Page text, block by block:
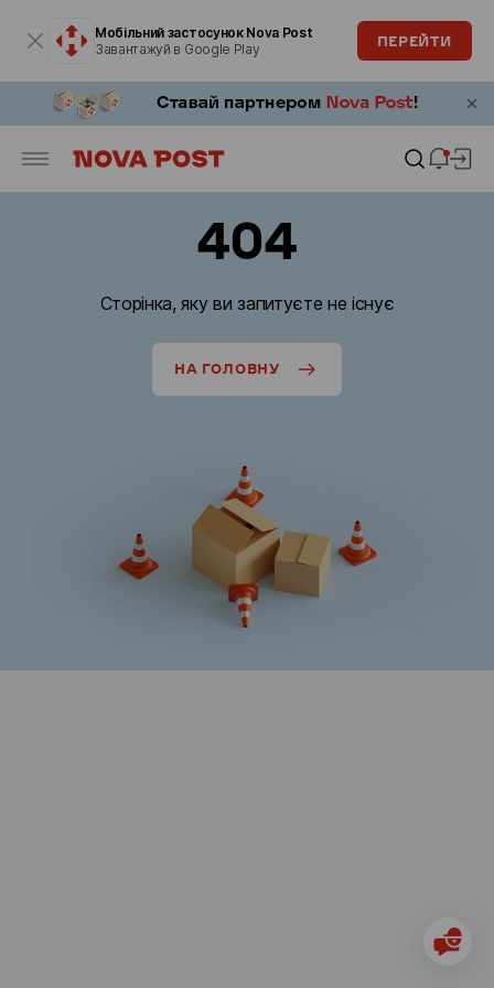
Мобільний застосунок Nova Post
Завантажуй в Google Play
ПЕРЕЙТИ
404
Сторінка, яку ви запитуєте не існує
НА ГОЛОВНУ